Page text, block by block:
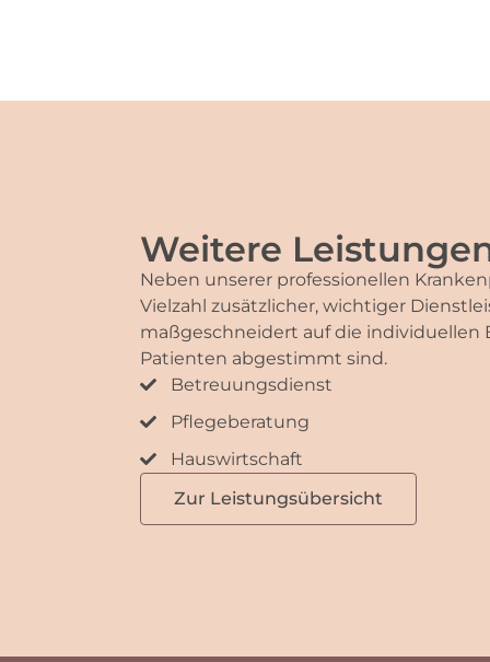
Weitere
Neben unserer professionellen
Vielzahl zusätzlicher, wichtiger
maßgeschneidert auf die individuellen
Patienten abgestimmt sind.
Betreuungsdienst
Pflegeberatung
Hauswirtschaft
Zur Leistungsübersicht